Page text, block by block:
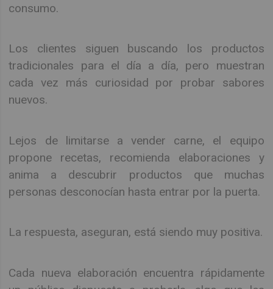
consumo.
Los clientes siguen buscando los productos
tradicionales para el día a día, pero muestran
cada vez más curiosidad por probar sabores
nuevos.
Lejos de limitarse a vender carne, el equipo
propone recetas, recomienda elaboraciones y
anima a descubrir productos que muchas
personas desconocían hasta entrar por la puerta.
La respuesta, aseguran, está siendo muy positiva.
Cada nueva elaboración encuentra rápidamente